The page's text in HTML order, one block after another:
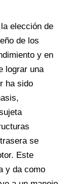
elección de
de los
y en
lograr una
ha sido
se
Este
y da como